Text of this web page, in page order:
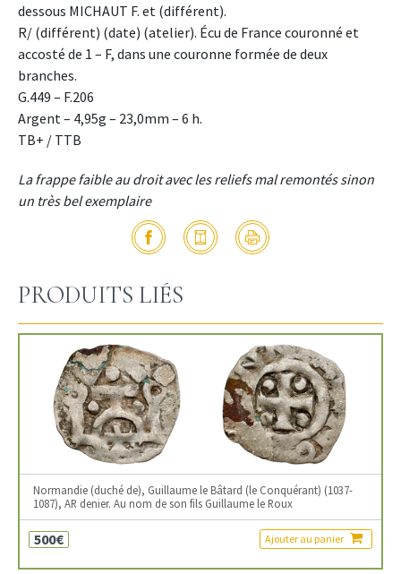
dessous MICHAUT F. et (différent).
R/ (différent) (date) (atelier). Écu de France couronné et
accosté de 1 – F, dans une couronne formée de deux
branches.
G.449 – F.206
Argent – 4,95g – 23,0mm – 6 h.
TB+ / TTB
La frappe faible au droit avec les reliefs mal remontés sinon
un très bel exemplaire
PRODUITS LIÉS
Normandie (duché de), Guillaume le Bâtard (le Conquérant) (1037-
1087), AR denier. Au nom de son fils Guillaume le Roux
500€ Ajouter au panier